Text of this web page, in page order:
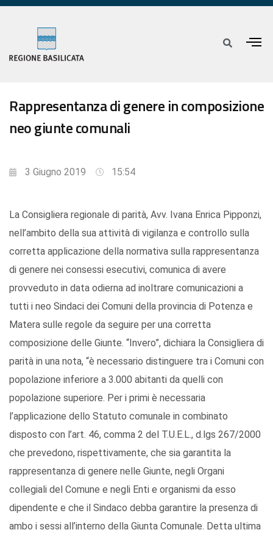
Rappresentanza di genere in composizione
neo giunte comunali
3 Giugno 2019 15:54
La Consigliera regionale di parità, Avv. Ivana Enrica Pipponzi,
nell’ambito della sua attività di vigilanza e controllo sulla
corretta applicazione della normativa sulla rappresentanza
di genere nei consessi esecutivi, comunica di avere
provveduto in data odierna ad inoltrare comunicazioni a
tutti i neo Sindaci dei Comuni della provincia di Potenza e
Matera sulle regole da seguire per una corretta
composizione delle Giunte. “Invero”, dichiara la Consigliera di
parità in una nota, “è necessario distinguere tra i Comuni con
popolazione inferiore a 3.000 abitanti da quelli con
popolazione superiore. Per i primi è necessaria
l’applicazione dello Statuto comunale in combinato
disposto con l’art. 46, comma 2 del T.U.E.L., d.lgs 267/2000
che prevedono, rispettivamente, che sia garantita la
rappresentanza di genere nelle Giunte, negli Organi
collegiali del Comune e negli Enti e organismi da esso
dipendente e che il Sindaco debba garantire la presenza di
ambo i sessi all’interno della Giunta Comunale. Detta ultima